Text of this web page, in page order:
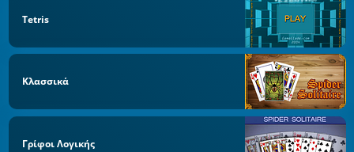
Tetris
Κλασσικά
Γρίφοι Λογικής